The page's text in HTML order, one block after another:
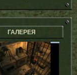
ГАЛЕРЕЯ